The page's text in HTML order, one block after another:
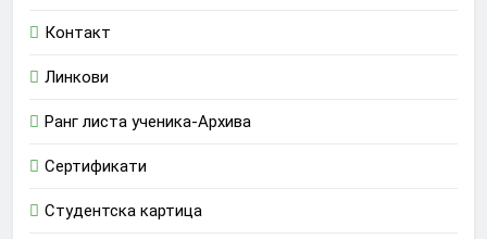
Контакт
Линкови
Ранг листа ученика-Архива
Сертификати
Студентска картица